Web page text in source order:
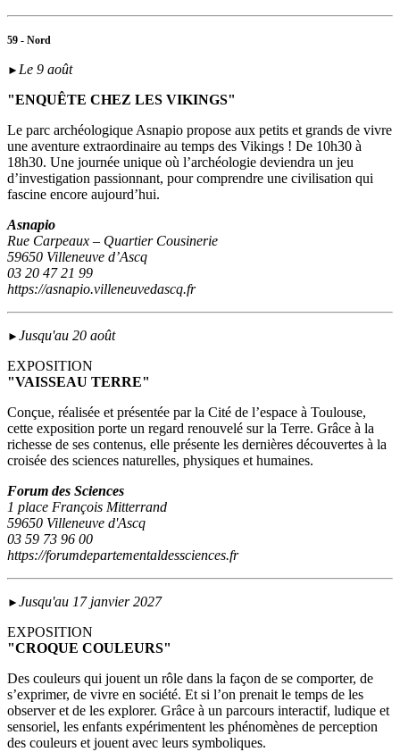
59 - Nord
► Le 9 août
"ENQUÊTE CHEZ LES VIKINGS"
Le parc archéologique Asnapio propose aux petits et grands de vivre
une aventure extraordinaire au temps des Vikings ! De 10h30 à
18h30. Une journée unique où l’archéologie deviendra un jeu
d’investigation passionnant, pour comprendre une civilisation qui
fascine encore aujourd’hui.
Asnapio
Rue Carpeaux – Quartier Cousinerie
59650 Villeneuve d’Ascq
03 20 47 21 99
https://asnapio.villeneuvedascq.fr
► Jusqu'au 20 août
EXPOSITION
"VAISSEAU TERRE"
Conçue, réalisée et présentée par la Cité de l’espace à Toulouse,
cette exposition porte un regard renouvelé sur la Terre. Grâce à la
richesse de ses contenus, elle présente les dernières découvertes à la
croisée des sciences naturelles, physiques et humaines.
Forum des Sciences
1 place François Mitterrand
59650 Villeneuve d'Ascq
03 59 73 96 00
https://forumdepartementaldessciences.fr
► Jusqu'au 17 janvier 2027
EXPOSITION
"CROQUE COULEURS"
Des couleurs qui jouent un rôle dans la façon de se comporter, de
s’exprimer, de vivre en société. Et si l’on prenait le temps de les
observer et de les explorer. Grâce à un parcours interactif, ludique et
sensoriel, les enfants expérimentent les phénomènes de perception
des couleurs et jouent avec leurs symboliques.